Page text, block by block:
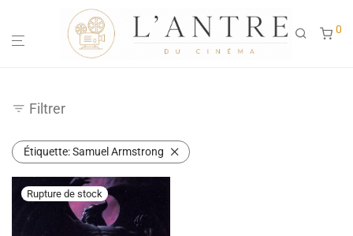
0
Filtrer
Étiquette:Samuel Armstrong